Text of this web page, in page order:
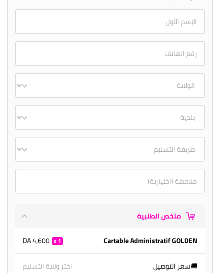
ملخص الطلبية
Cartable Administratif GOLDEN
1
4,600 DA
🚚سعر التوصيل
اختر ولاية التسليم